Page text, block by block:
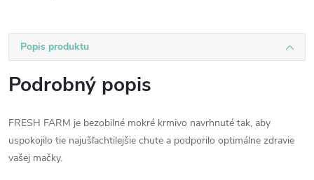
Popis produktu
Podrobný popis
FRESH FARM je bezobilné mokré krmivo navrhnuté tak, aby
uspokojilo tie najušľachtilejšie chute a podporilo optimálne zdravie
vašej mačky.